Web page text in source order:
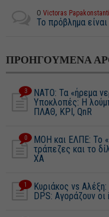
Ο Victoras
Το πρόβλημα
ΠΡΟΗΓΟΥΜΕΝΑ
3
NATO: Τα «ήρεμα
Υποκλοπές: Η
ΠΛΑΘ, ΚΡΙ, QnR
0
ΜΟΗ και ΕΛΠΕ: Το
τράπεζες και το
XA
1
Κυριάκος vs
DPS: Αγοράζουν